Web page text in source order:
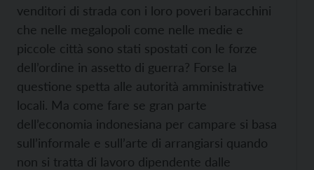
venditori di strada con i loro poveri baracchini
che nelle megalopoli come nelle medie e
piccole città sono stati spostati con le forze
dell’ordine in assetto di guerra? Forse la
questione spetta alle autorità amministrative
locali. Ma come fare se gran parte
dell’economia indonesiana per campare si basa
sull’informale e sull’arte di arrangiarsi quando
non si tratta di lavoro dipendente dalle